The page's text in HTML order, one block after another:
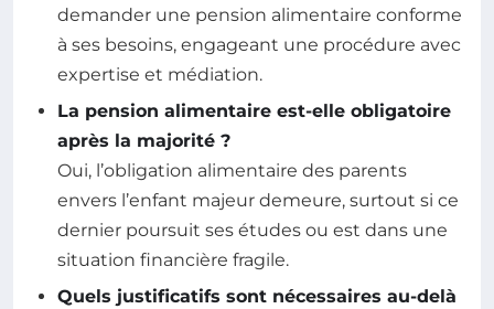
demander une pension alimentaire conforme
à ses besoins, engageant une procédure avec
expertise et médiation.
La pension alimentaire est-elle obligatoire
après la majorité ?
Oui, l’obligation alimentaire des parents
envers l’enfant majeur demeure, surtout si ce
dernier poursuit ses études ou est dans une
situation financière fragile.
Quels justificatifs sont nécessaires au-delà